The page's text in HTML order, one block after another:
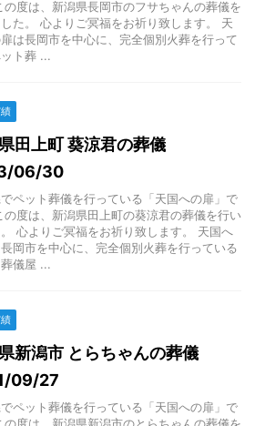
の度は、新潟県長岡市のフサちゃんの葬儀を
た。 心よりご冥福をお祈り致します。 天
は長岡市を中心に、完全個別火葬を行って
ト葬 ...
田上町 葵涼君の葬儀
06/30
ペット葬儀を行っている「天国への扉」で
の度は、新潟県田上町の葵涼君の葬儀を行い
。 心よりご冥福をお祈り致します。 天国へ
岡市を中心に、完全個別火葬を行っている
儀屋 ...
新潟市 とらちゃんの葬儀
09/27
ペット葬儀を行っている「天国への扉」で
の度は、新潟県新潟市のとらちゃんの葬儀を